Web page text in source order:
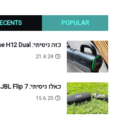
POPULAR
כזה ניסיתי: Dreame H12 Dual
21.4.24
כאלו ניסיתי: JBL Flip 7 ו-Charge 6
15.6.25